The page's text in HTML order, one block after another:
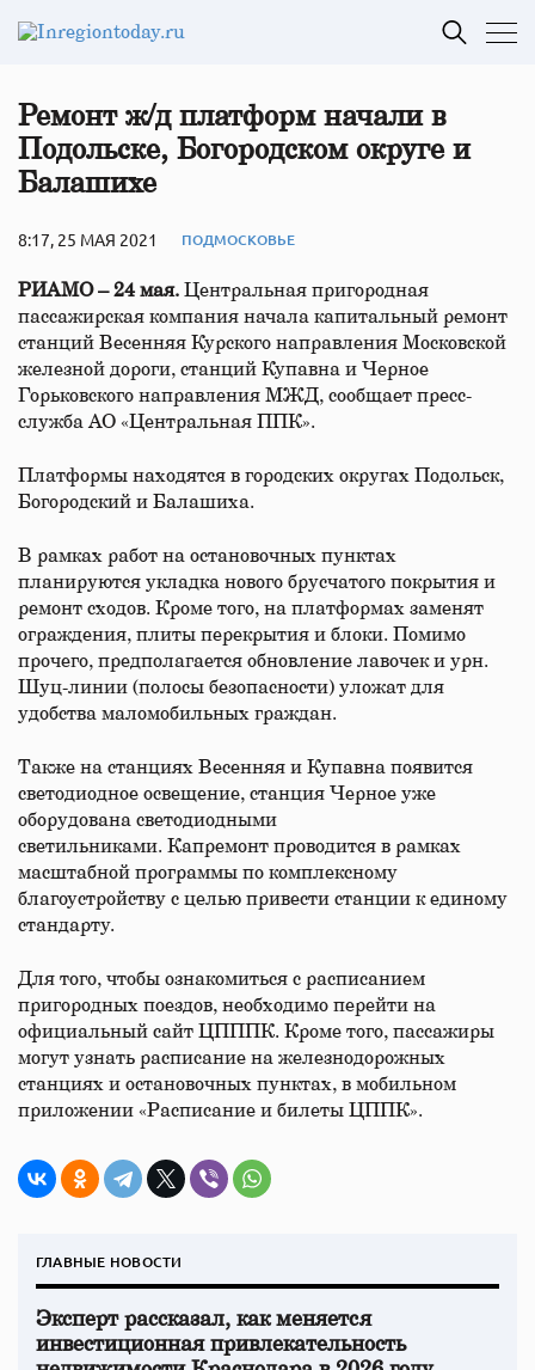
Ремонт ж/д платформ начали в
Подольске, Богородском округе и
Балашихе
8:17, 25 МАЯ 2021 ПОДМОСКОВЬЕ
РИАМО – 24 мая. Центральная пригородная
пассажирская компания начала капитальный ремонт
станций Весенняя Курского направления Московской
железной дороги, станций Купавна и Черное
Горьковского направления МЖД, сообщает пресс-
служба АО «Центральная ППК».
Платформы находятся в городских округах Подольск,
Богородский и Балашиха.
В рамках работ на остановочных пунктах
планируются укладка нового брусчатого покрытия и
ремонт сходов. Кроме того, на платформах заменят
ограждения, плиты перекрытия и блоки. Помимо
прочего, предполагается обновление лавочек и урн.
Шуц-линии (полосы безопасности) уложат для
удобства маломобильных граждан.
Также на станциях Весенняя и Купавна появится
светодиодное освещение, станция Черное уже
оборудована светодиодными
светильниками. Капремонт проводится в рамках
масштабной программы по комплексному
благоустройству с целью привести станции к единому
стандарту.
Для того, чтобы ознакомиться с расписанием
пригородных поездов, необходимо перейти на
официальный сайт ЦПППК. Кроме того, пассажиры
могут узнать расписание на железнодорожных
станциях и остановочных пунктах, в мобильном
приложении «Расписание и билеты ЦППК».
ГЛАВНЫЕ НОВОСТИ
Эксперт рассказал, как меняется
инвестиционная привлекательность